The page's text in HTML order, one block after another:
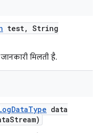
test, String
मिलती है.
DataType data
Stream)